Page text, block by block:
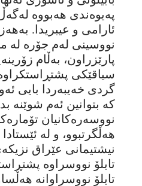
پەیوەندی هەبووە
ئارامی و عیبریدا.
نووسینی لەم جۆرە لە
پارێزراون، بەڵام
سیاقێکی
گردی خەیبەردا بایی
کە بتوانین ئەم شوێنە
نووسەرەکانیان
هەڵگرتبوو، و لە
نیشتیمانی عێراق
تابلۆ نووسراوە
تابلۆ نووسراوانە